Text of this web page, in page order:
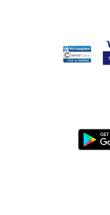
daftar tagihan
saat Anda
Mohon
muncul/tidak
Jika terjadi
Selanjutnya,